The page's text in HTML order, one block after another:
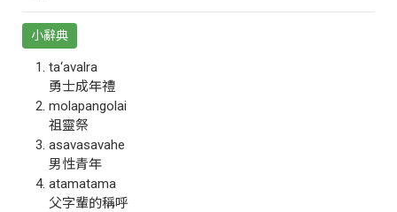
小辭典
ta‘avalra
勇士成年禮
molapangolai
祖靈祭
asavasavahe
男性青年
atamatama
父字輩的稱呼